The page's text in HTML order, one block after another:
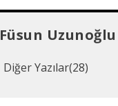
Füsun Uzunoğlu
Diğer Yazılar(28)